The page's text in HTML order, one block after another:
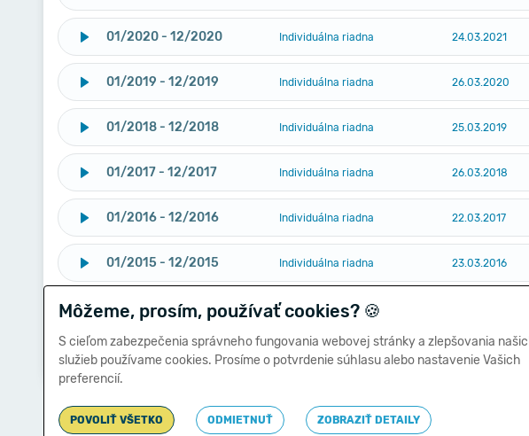
01/2020 - 12/2020 Individuálna riadna 24.03.2021
01/2019 - 12/2019 Individuálna riadna 26.03.2020
01/2018 - 12/2018 Individuálna riadna 25.03.2019
01/2017 - 12/2017 Individuálna riadna 26.03.2018
01/2016 - 12/2016 Individuálna riadna 22.03.2017
01/2015 - 12/2015 Individuálna riadna 23.03.2016
01/2014 - 12/2014 Individuálna riadna
01/2013 - 12/2013 Individuálna riadna 26.03.2014
Môžeme, prosím, používať cookies? 🍪
S cieľom zabezpečenia správneho fungovania webovej stránky a zlepšovania
služieb používame cookies. Prosíme o potvrdenie súhlasu alebo nastavenie Vašich
preferencií.
POVOLIŤ VŠETKO ODMIETNUŤ
ZOBRAZIŤ DETAILY